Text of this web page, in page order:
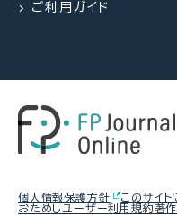
ご利用ガイド
個人情報保護方針
このサイト
おためしユーザー利用規約著